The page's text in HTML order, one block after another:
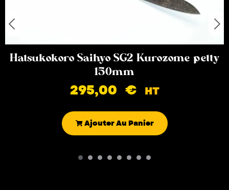
Hatsukokoro Saihyo SG2 Kurozome petty
150mm
295,00 € HT
Ajouter Au Panier